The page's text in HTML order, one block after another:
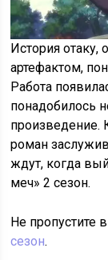
История
артефактом,
Работа
понадобилось
произведение.
роман
ждут, когда
меч» 2 сезон.
Не пропустите
сезон.